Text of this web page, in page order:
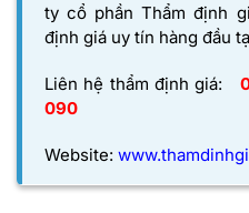
ty cổ phần Thẩm định
định giá uy tín hàng đầu
Liên hệ thẩm định giá:
090
Website: